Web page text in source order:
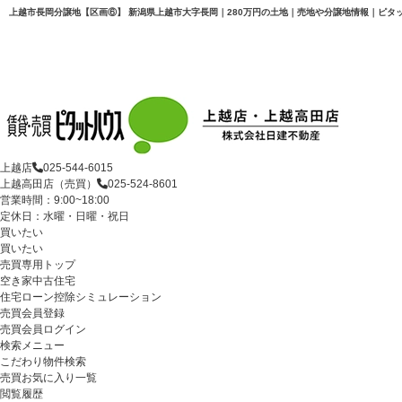
上越店
025-544-6015
上越高田店（売買）
025-524-8601
営業時間：9:00~18:00
定休日：水曜・日曜・祝日
買いたい
買いたい
売買専用トップ
空き家中古住宅
住宅ローン控除シミュレーション
売買会員登録
売買会員ログイン
検索メニュー
こだわり物件検索
売買お気に入り一覧
閲覧履歴